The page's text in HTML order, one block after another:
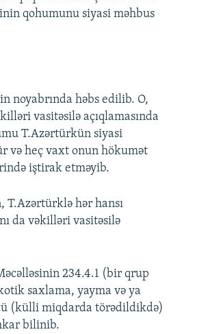
qohumunu siyasi məhbus
noyabrında həbs edilib. O,
vasitəsilə açıqlamasında
T.Azərtürkün siyasi
və heç vaxt onun hökumət
iştirak etməyib.
T.Azərtürklə hər hansı
da vəkilləri vasitəsilə
234.4.1 (bir qrup
saxlama, yayma və ya
(külli miqdarda törədildikdə)
bilinib.